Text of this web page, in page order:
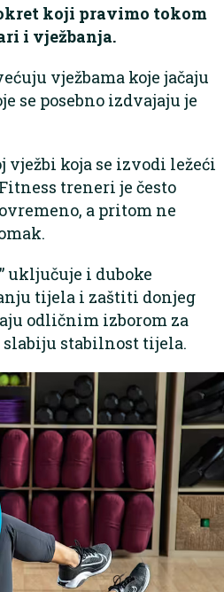
koji pravimo tokom
i vježbanja.
vježbama koje jačaju
se posebno izdvajaju je
vježbi koja se izvodi ležeći
treneri je često
a pritom ne
uključuje i duboke
tijela i zaštiti donjeg
odličnim izborom za
slabiju stabilnost tijela.